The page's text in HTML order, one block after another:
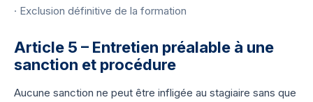
· Exclusion définitive de la formation
Article 5 – Entretien préalable à une
sanction et procédure
Aucune sanction ne peut être infligée au stagiaire sans que